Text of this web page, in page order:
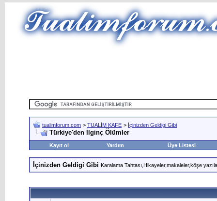
tualimforum.com > TUALİM KAFE > İçinizden Geldigi Gibi
Türkiye'den İlginç Ölümler
Kayıt ol Yardım Üye Listesi
İçinizden Geldigi Gibi Karalama Tahtası,Hikayeler,makaleler,köşe